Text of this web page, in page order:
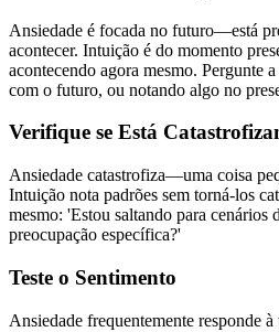
Ansiedade é focada no futuro—está
acontecer. Intuição é do momento
acontecendo agora mesmo. Pergunte
com o futuro, ou notando algo no
Verifique se Está
Ansiedade catastrofiza—uma coisa
Intuição nota padrões sem torná-los
mesmo: 'Estou saltando para cenários
preocupação específica?'
Teste o Sentimento
Ansiedade frequentemente responde